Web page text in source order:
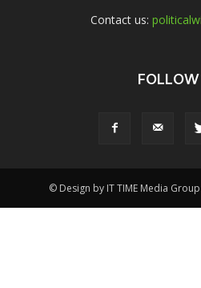
Contact us:
© Design by IT TIME Media